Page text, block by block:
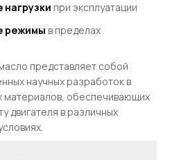
при эксплуатации
режимы в пределах
представляет собой
научных разработок в
материалов, обеспечивающих
двигателя в различных